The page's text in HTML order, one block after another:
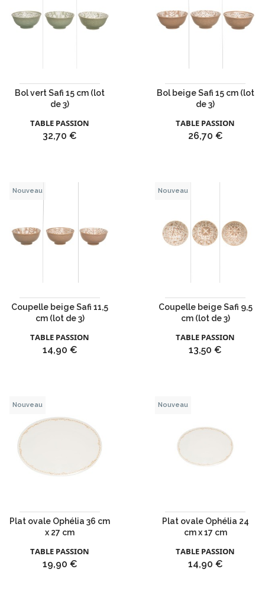
Bol vert Safi 15 cm (lot
de 3)
TABLE PASSION
Prix
32,70 €
Bol beige Safi 15 cm (lot
de 3)
TABLE PASSION
Prix
26,70 €
Coupelle beige Safi 11,5
cm (lot de 3)
TABLE PASSION
Prix
14,90 €
Nouveau
Coupelle beige Safi 9,5
cm (lot de 3)
TABLE PASSION
Prix
13,50 €
Nouveau
Plat ovale Ophélia 36 cm
x 27 cm
TABLE PASSION
Prix
19,90 €
Nouveau
Plat ovale Ophélia 24
cm x 17 cm
TABLE PASSION
Prix
14,90 €
Nouveau